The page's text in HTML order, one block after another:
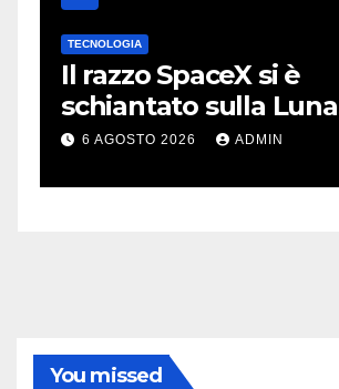
TECNOLOGIA
Il razzo SpaceX si è
schiantato sulla
video virali erano
6 AGOSTO 2026 ADMIN
You missed